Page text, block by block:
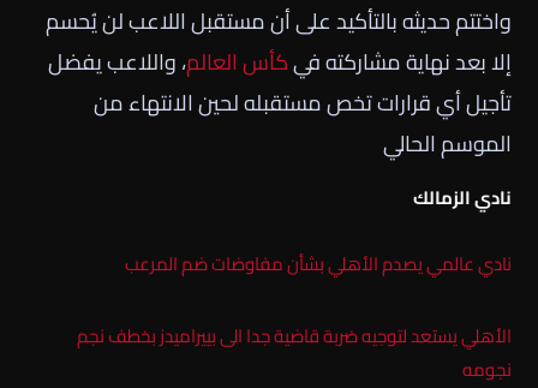
واختتم حديثه بالتأكيد على أن مستقبل اللاعب لن يُحسم
إلا بعد نهاية مشاركته فيكأس العالم، واللاعب يفضل
تأجيل أي قرارات تخص مستقبله لحين الانتهاء من
الموسم الحالي
نادي الزمالك
نادي عالمي يصدم الأهلي بشأن مفاوضات ضم المرعب
الأهلي يستعد لتوجيه ضربة قاضية جدا الى بييراميدز بخطف نجم
نجومه